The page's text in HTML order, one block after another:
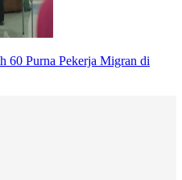
60 Purna Pekerja Migran di